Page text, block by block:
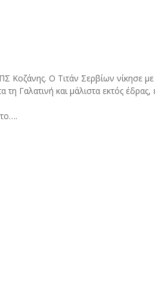
Κοζάνης. Ο Τιτάν Σερβίων νίκησε
Γαλατινή και μάλιστα εκτός